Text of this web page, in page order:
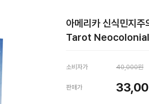
아메리카 신식민지주
Tarot
소비자가 40,000원
판매가